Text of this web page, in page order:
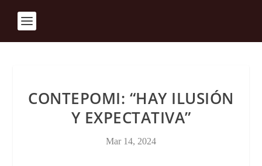
CONTEPOMI: “HAY ILUSIÓN
Y EXPECTATIVA”
Mar 14, 2024